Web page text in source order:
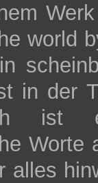
world
in der
ist
Worte
alles